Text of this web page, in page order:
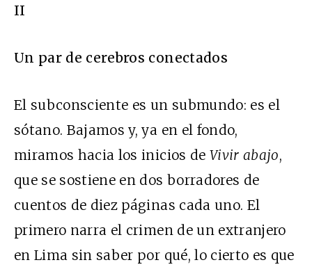
II
Un par de cerebros conectados
El subconsciente es un submundo: es el
sótano. Bajamos y, ya en el fondo,
miramos hacia los inicios de Vivir abajo,
que se sostiene en dos borradores de
cuentos de diez páginas cada uno. El
primero narra el crimen de un extranjero
en Lima sin saber por qué, lo cierto es que